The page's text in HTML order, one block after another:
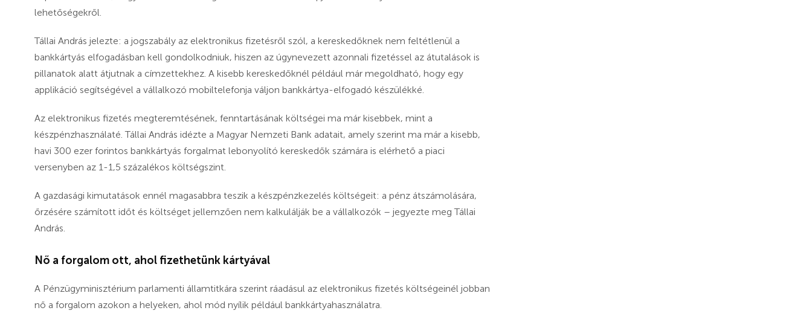
lehetőségekről.
Tállai András jelezte: a jogszabály az elektronikus fizetésről szól, a kereskedőknek nem feltétlenül a
bankkártyás elfogadásban kell gondolkodniuk, hiszen az úgynevezett azonnali fizetéssel az átutalások is
pillanatok alatt átjutnak a címzettekhez. A kisebb kereskedőknél például már megoldható, hogy egy
applikáció segítségével a vállalkozó mobiltelefonja váljon bankkártya-elfogadó készülékké.
Az elektronikus fizetés megteremtésének, fenntartásának költségei ma már kisebbek, mint a
készpénzhasználaté. Tállai András idézte a Magyar Nemzeti Bank adatait, amely szerint ma már a kisebb,
havi 300 ezer forintos bankkártyás forgalmat lebonyolító kereskedők számára is elérhető a piaci
versenyben az 1-1,5 százalékos költségszint.
A gazdasági kimutatások ennél magasabbra teszik a készpénzkezelés költségeit: a pénz átszámolására,
őrzésére számított időt és költséget jellemzően nem kalkulálják be a vállalkozók – jegyezte meg Tállai
András.
Nő a forgalom ott, ahol fizethetünk kártyával
A Pénzügyminisztérium parlamenti államtitkára szerint ráadásul az elektronikus fizetés költségeinél jobban
nő a forgalom azokon a helyeken, ahol mód nyílik például bankkártyahasználatra.